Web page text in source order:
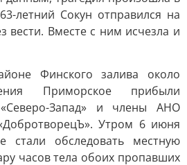
летний Сокун отправился на
вести. Вместе с ним исчезла и
Финского залива около
Приморское прибыли
Запад» и члены АНО
Утром 6 июня
стали обследовать местную
часов тела обоих пропавших